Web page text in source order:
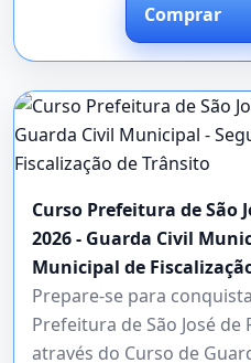
Comprar
Curso Prefeitura de São
2026 - Guarda Civil
Municipal de
Prepare-se para
Prefeitura de São José de
através do Curso de